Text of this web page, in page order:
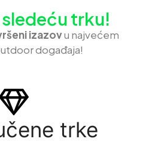
trku!
izazovu najvećem
događaja!
trke